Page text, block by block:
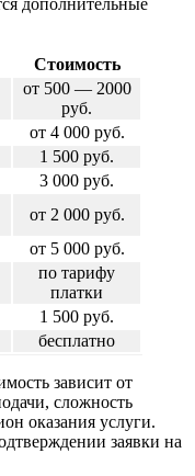
дополнительные
Стоимость
от 500 — 2000
руб.
от 4 000 руб.
1 500 руб.
3 000 руб.
от 2 000 руб.
от 5 000 руб.
по тарифу
платки
1 500 руб.
бесплатно
зависит от
сложность
оказания услуги.
заявки на